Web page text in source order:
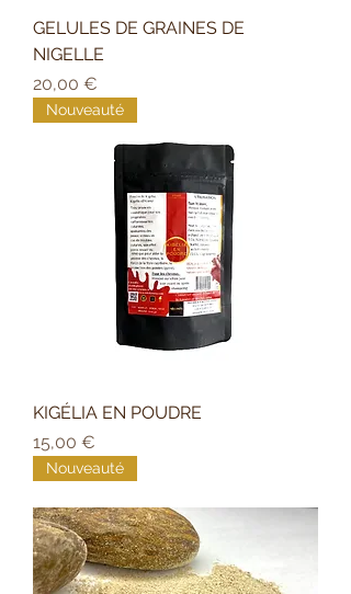
GELULES DE GRAINES DE
NIGELLE
Prix
20,00 €
Nouveauté
KIGÉLIA EN POUDRE
Prix
15,00 €
Nouveauté